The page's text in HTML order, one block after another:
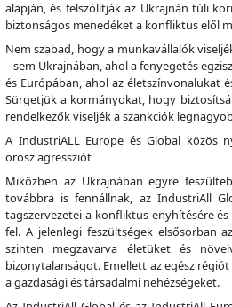
alapján, és felszólítják az Ukrajnán túli
biztonságos menedéket a konfliktus elől
Nem szabad, hogy a munkavállalók
– sem Ukrajnában, ahol a fenyegetés
és Európában, ahol az életszínvonalukat
Sürgetjük a kormányokat, hogy
rendelkezők viseljék a szankciók
A IndustriALL Europe és Global közös
orosz agressziót
Miközben az Ukrajnában egyre
továbbra is fennállnak, az IndustriAll
tagszervezetei a konfliktus enyhítésére
fel. A jelenlegi feszültségek elsősorban
szinten megzavarva életüket és
bizonytalanságot. Emellett az egész
a gazdasági és társadalmi nehézségeket.